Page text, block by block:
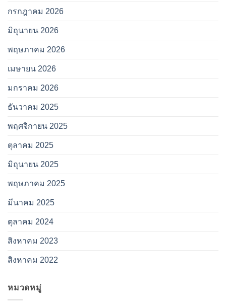
กรกฎาคม 2026
มิถุนายน 2026
พฤษภาคม 2026
เมษายน 2026
มกราคม 2026
ธันวาคม 2025
พฤศจิกายน 2025
ตุลาคม 2025
มิถุนายน 2025
พฤษภาคม 2025
มีนาคม 2025
ตุลาคม 2024
สิงหาคม 2023
สิงหาคม 2022
หมวดหมู่